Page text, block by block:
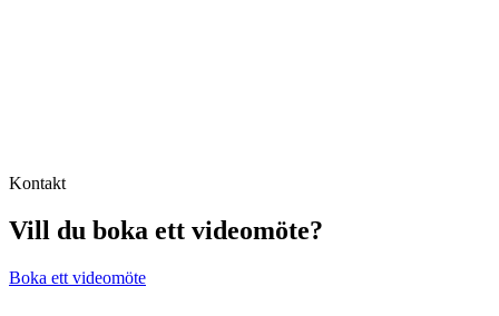
Kontakt
Vill du boka ett videomöte?
Boka ett videomöte